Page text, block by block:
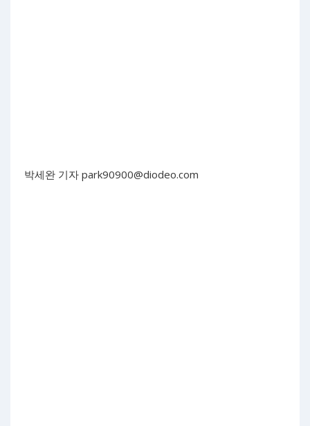
박세완 기자 park90900@diodeo.com